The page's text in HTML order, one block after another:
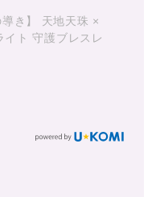
導き】 天地天珠 ×
ト 守護ブレスレ